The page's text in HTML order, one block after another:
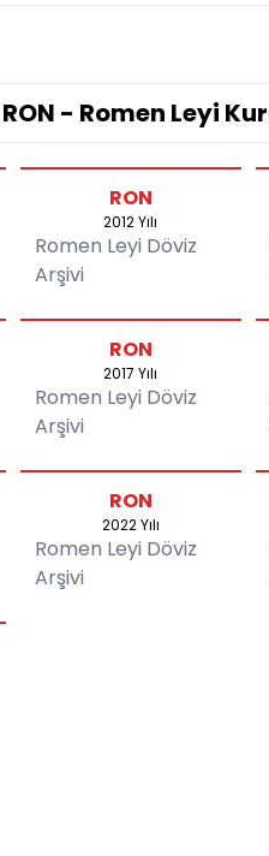
- Romen Leyi
RON
2012 Yılı
Romen Leyi Döviz
Arşivi
RON
2017 Yılı
Romen Leyi Döviz
Arşivi
RON
2022 Yılı
Romen Leyi Döviz
Arşivi